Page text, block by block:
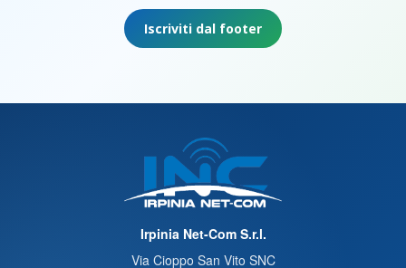
Iscriviti dal footer
Irpinia Net-Com S.r.l.
Via Cioppo San Vito SNC